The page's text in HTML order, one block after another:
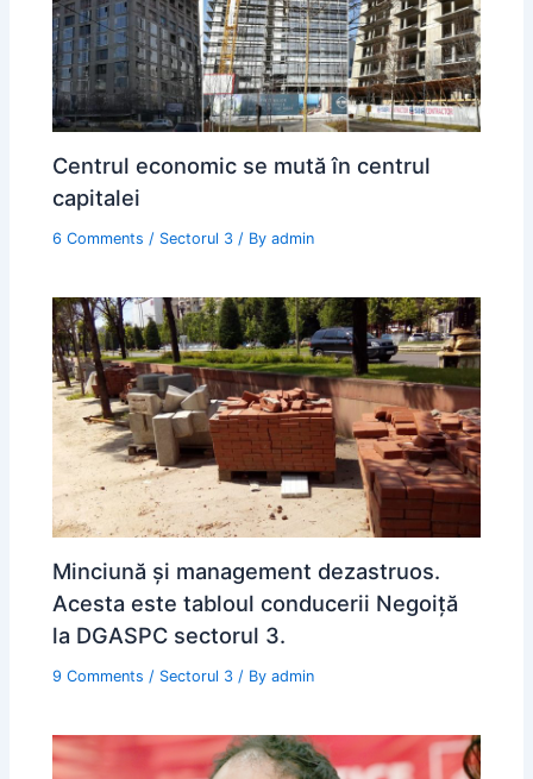
Centrul economic se mută în centrul
capitalei
6 Comments / Sectorul 3 / Byadmin
Minciună şi management dezastruos.
Acesta este tabloul conducerii Negoiţă
la DGASPC sectorul 3.
9 Comments / Sectorul 3 / Byadmin